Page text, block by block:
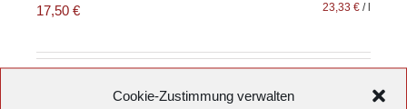
Cookie-Zustimmung verwalten
17,50 € 23,33 € /
inkl. 19 % MwSt.